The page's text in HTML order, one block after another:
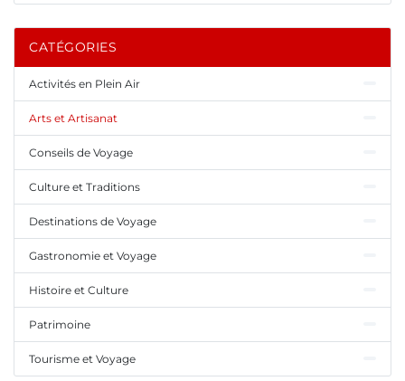
CATÉGORIES
Activités en Plein Air
Arts et Artisanat
Conseils de Voyage
Culture et Traditions
Destinations de Voyage
Gastronomie et Voyage
Histoire et Culture
Patrimoine
Tourisme et Voyage